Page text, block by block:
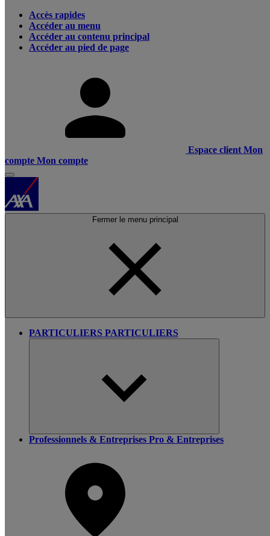
Accès rapides
Accéder au menu
Accéder au contenu principal
Accéder au pied de page
Espace client Mon
compte Mon compte
Fermer le menu principal
PARTICULIERS PARTICULIERS
Professionnels & Entreprises Pro & Entreprises